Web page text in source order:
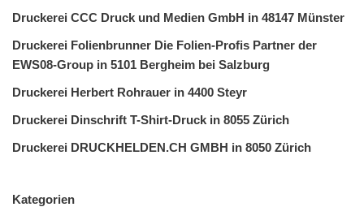
Druckerei CCC Druck und Medien GmbH in 48147 Münster
Druckerei Folienbrunner Die Folien-Profis Partner der
EWS08-Group in 5101 Bergheim bei Salzburg
Druckerei Herbert Rohrauer in 4400 Steyr
Druckerei Dinschrift T-Shirt-Druck in 8055 Zürich
Druckerei DRUCKHELDEN.CH GMBH in 8050 Zürich
Kategorien